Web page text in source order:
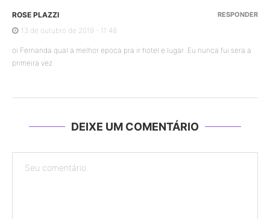
ROSE PLAZZI
13 de outubro de 2018 - 11:48
oi Fernanda qual a melhor epoca pra ir hotel e lugar .Eu nunca fui sera a
primeira vez
RESPONDER
DEIXE UM COMENTÁRIO